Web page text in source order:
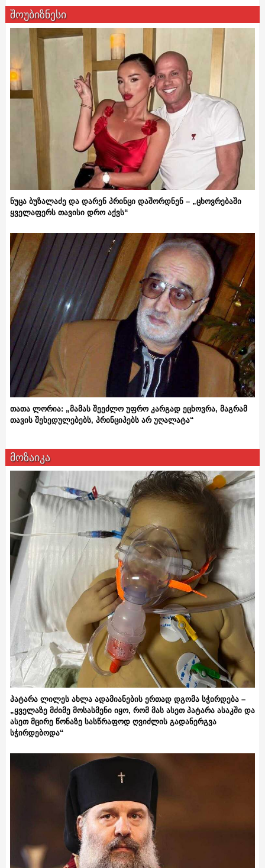
შოუბიზნესი
ნუცა ბუზალაძე და დარენ პრინცი დაშორდნენ – „ცხოვრებაში
ყველაფერს თავისი დრო აქვს“
თათა ლორია: „მამას შეეძლო უფრო კარგად ეცხოვრა, მაგრამ
თავის შეხედულებებს, პრინციპებს არ უღალატა“
მოზაიკა
პატარა ლილეს ახლა ადამიანების ერთად დგომა სჭირდება –
„ყველაზე მძიმე მოსასმენი იყო, რომ მას ასეთ პატარა ასაკში და
ასეთ მცირე წონაზე სასწრაფოდ ღვიძლის გადანერგვა
სჭირდებოდა“